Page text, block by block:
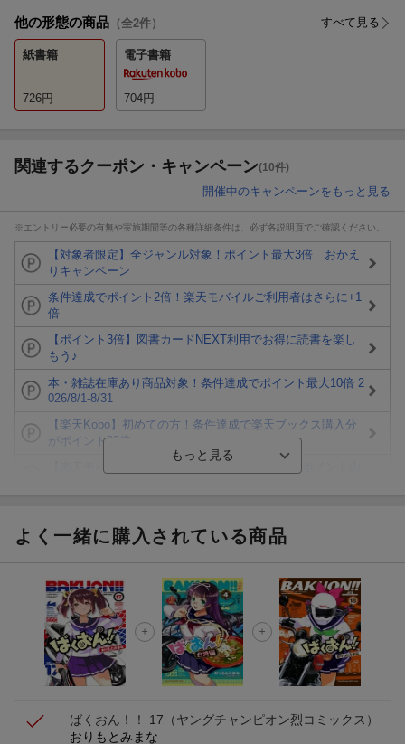
他の形態の商品 （全2件） すべて見る
紙書籍
726円
電子書籍
704円
関連するクーポン・キャンペーン(10件)
開催中のキャンペーンをもっと見る
※エントリー必要の有無や実施期間等の各種詳細条件は、必ず各説明頁でご確認ください。
【対象者限定】全ジャンル対象！ポイント最大3倍 おかえ
りキャンペーン
条件達成でポイント2倍！楽天モバイルご利用者はさらに+1
倍
【ポイント3倍】図書カードNEXT利用でお得に読書を楽し
もう♪
本・雑誌在庫あり商品対象！条件達成でポイント最大10倍 2
026/8/1-8/31
【楽天Kobo】初めての方！条件達成で楽天ブックス購入分
がポイント20倍
ト山分け
エントリー＆3,000円以上購入で無料データSIM（3GB/月プ
ラン）が当たる！
楽天モバイル紹介キャンペーンの拡散で300円OFFクーポン
進呈
よく一緒に購入されている商品
ばくおん！！ 17 （ヤングチャンピオン烈コミックス）
おりもとみまな